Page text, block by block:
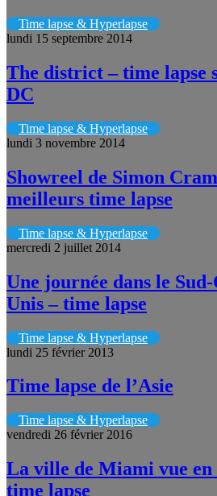
Time lapse & Hyperlapse
lundi 15 septembre 2014
The district – time lapse
DC
Time lapse & Hyperlapse
lundi 3 novembre 2014
Showreel de Simon
meilleurs time lapse
Time lapse & Hyperlapse
mercredi 2 juillet 2014
Une journée dans le
Unis – time lapse
Time lapse & Hyperlapse
lundi 25 février 2013
Time lapse de l’Asie
Time lapse & Hyperlapse
vendredi 26 février 2016
La ville de Miami vue
time lapse